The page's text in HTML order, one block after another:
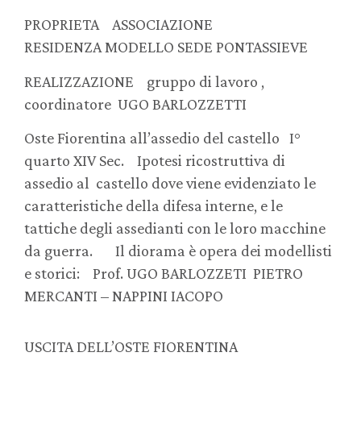
PROPRIETA ASSOCIAZIONE
RESIDENZA MODELLO SEDE PONTASSIEVE
REALIZZAZIONE gruppo di lavoro ,
coordinatore UGO BARLOZZETTI
Oste Fiorentina all’assedio del castello I°
quarto XIV Sec. Ipotesi ricostruttiva di
assedio al castello dove viene evidenziato le
caratteristiche della difesa interne, e le
tattiche degli assedianti con le loro macchine
da guerra. Il diorama è opera dei modellisti
e storici: Prof. UGO BARLOZZETI PIETRO
MERCANTI – NAPPINI IACOPO
USCITA DELL’OSTE FIORENTINA